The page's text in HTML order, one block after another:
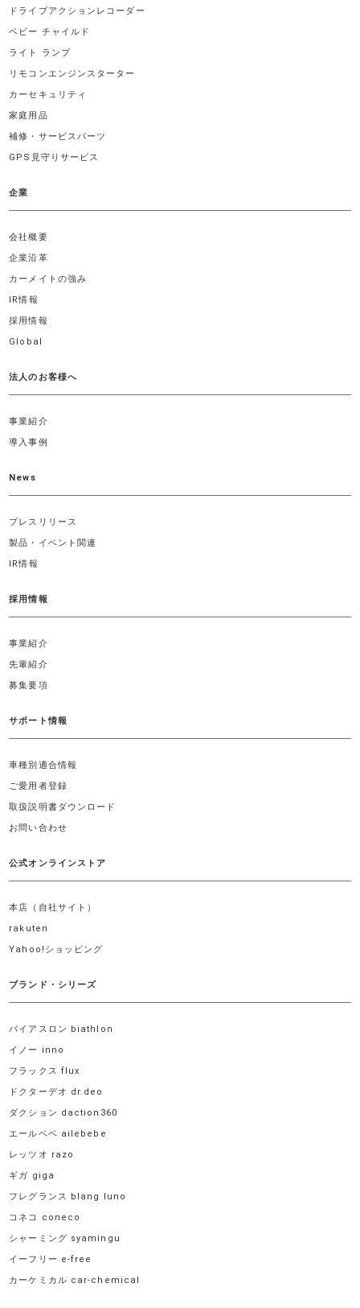
ドライブアクションレコーダー
ベビー チャイルド
ライト ランプ
リモコンエンジンスターター
カーセキュリティ
家庭用品
補修・サービスパーツ
GPS見守りサービス
企業
会社概要
企業沿革
カーメイトの強み
IR情報
採用情報
Global
法人のお客様へ
事業紹介
導入事例
News
プレスリリース
製品・イベント関連
IR情報
採用情報
事業紹介
先輩紹介
募集要項
サポート情報
車種別適合情報
ご愛用者登録
取扱説明書ダウンロード
お問い合わせ
公式オンラインストア
本店（自社サイト）
rakuten
Yahoo!ショッピング
ブランド・シリーズ
バイアスロン biathlon
イノー inno
フラックス flux
ドクターデオ dr.deo
ダクション daction360
エールベベ ailebebe
レッツオ razo
ギガ giga
フレグランス blang luno
コネコ coneco
シャーミング syamingu
イーフリー e-free
カーケミカル car-chemical